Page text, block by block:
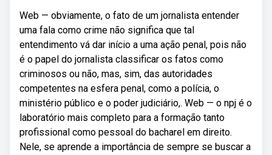
Web — obviamente, o fato de um jornalista entender
uma fala como crime não significa que tal
entendimento vá dar início a uma ação penal, pois não
é o papel do jornalista classificar os fatos como
criminosos ou não, mas, sim, das autoridades
competentes na esfera penal, como a polícia, o
ministério público e o poder judiciário,. Web — o npj é o
laboratório mais completo para a formação tanto
profissional como pessoal do bacharel em direito.
Nele, se aprende a importância de sempre se buscar a